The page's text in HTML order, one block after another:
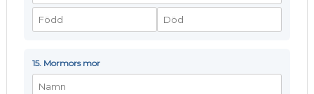
15. Mormors mor